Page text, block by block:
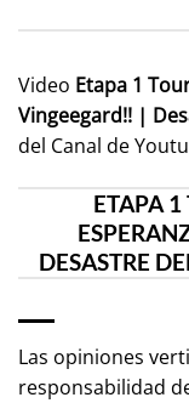
Video Etapa 1
Vingeegard!! |
del Canal de
ETAPA
DESASTRE
Las opiniones
responsabilidad